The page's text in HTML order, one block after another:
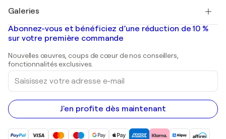
Banksy
Mr. Brainwash
Shepard Fairey
Tableaux abstraits à vendre
Peintures de paysage
Estampes
Peintures acryliques
Galeries
Galeries d'art en France
Galeries d'art en Belgique
Abonnez-vous et bénéficiez d’une réduction de 10 %
sur votre première commande
Nouvelles œuvres, coups de cœur de nos conseillers,
fonctionnalités exclusives.
Saisissez
votre
adresse
e-
mail
J'en profite dès maintenant